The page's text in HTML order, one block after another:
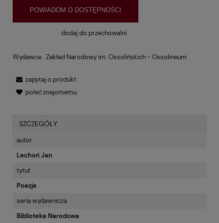
POWIADOM O DOSTĘPNOŚCI
dodaj do przechowalni
Wydawca: Zakład Narodowy im. Ossolińskich - Ossolineum
zapytaj o produkt
poleć znajomemu
SZCZEGÓŁY
autor
Lechoń Jan
tytuł
Poezje
seria wydawnicza
Biblioteka Narodowa